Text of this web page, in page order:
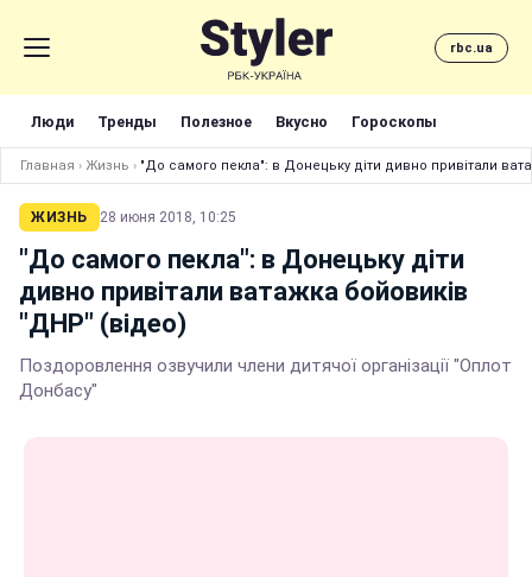
rbc.ua
Люди Тренды Полезное Вкусно Гороскопы
Главная › Жизнь › "До самого пекла": в Донецьку діти дивно привітали
ЖИЗНЬ 28 июня 2018, 10:25
"До самого пекла": в Донецьку діти
дивно привітали ватажка бойовиків
"ДНР" (відео)
Поздоровлення озвучили члени дитячої організації "Оплот
Донбасу"